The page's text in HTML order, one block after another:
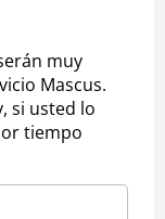
muy
Mascus.
si usted lo
tiempo